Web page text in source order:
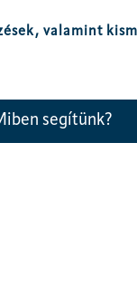
valamint
segítünk?